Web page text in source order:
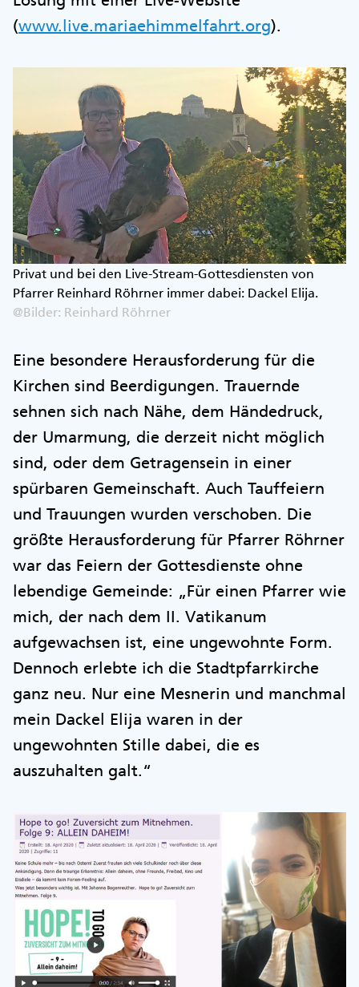
(www.live.mariaehimmelfahrt.org).
Privat und bei den Live-Stream-Gottesdiensten von
Pfarrer Reinhard Röhrner immer dabei: Dackel Elija.
@Bilder: Reinhard Röhrner
Eine besondere Herausforderung für die
Kirchen sind Beerdigungen. Trauernde
sehnen sich nach Nähe, dem Händedruck,
der Umarmung, die derzeit nicht möglich
sind, oder dem Getragensein in einer
spürbaren Gemeinschaft. Auch Tauffeiern
und Trauungen wurden verschoben. Die
größte Herausforderung für Pfarrer Röhrner
war das Feiern der Gottesdienste ohne
lebendige Gemeinde: „Für einen Pfarrer wie
mich, der nach dem II. Vatikanum
aufgewachsen ist, eine ungewohnte Form.
Dennoch erlebte ich die Stadtpfarrkirche
ganz neu. Nur eine Mesnerin und manchmal
mein Dackel Elija waren in der
ungewohnten Stille dabei, die es
auszuhalten galt.“